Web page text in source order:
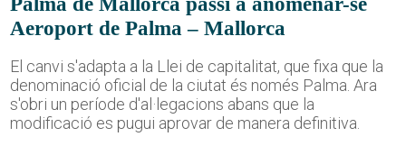
Aeroport de Palma – Mallorca
El canvi s'adapta a la Llei de capitalitat, que fixa que la
denominació oficial de la ciutat és només Palma. Ara
s'obri un període d'al·legacions abans que la
modificació es pugui aprovar de manera definitiva.